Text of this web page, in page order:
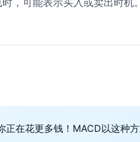
，可能表示买入或卖出时机。
在花更多钱！MACD以这种方